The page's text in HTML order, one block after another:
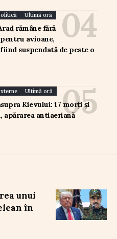
Ultimă oră
rămâne fără
avioane,
suspendată de peste o
Ultimă oră
Kievului: 17 morți și
apărarea antiaeriană
unui
în